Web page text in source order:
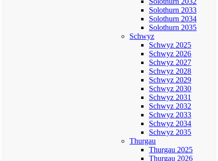
Solothurn 2033
Solothurn 2034
Solothurn 2035
Schwyz
Schwyz 2025
Schwyz 2026
Schwyz 2027
Schwyz 2028
Schwyz 2029
Schwyz 2030
Schwyz 2031
Schwyz 2032
Schwyz 2033
Schwyz 2034
Schwyz 2035
Thurgau
Thurgau 2025
Thurgau 2026